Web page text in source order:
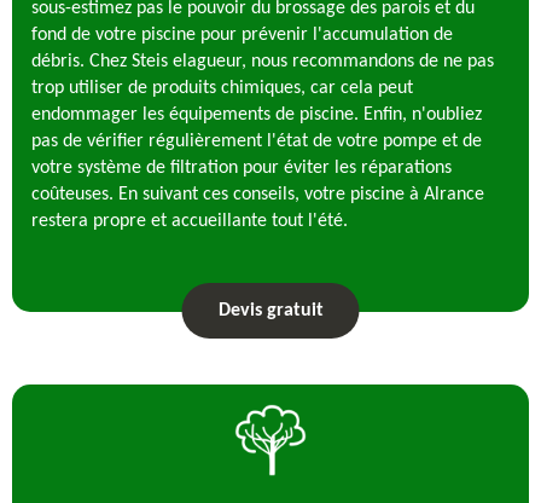
sous-estimez pas le pouvoir du brossage des parois et du
fond de votre piscine pour prévenir l'accumulation de
débris. Chez Steis elagueur, nous recommandons de ne pas
trop utiliser de produits chimiques, car cela peut
endommager les équipements de piscine. Enfin, n'oubliez
pas de vérifier régulièrement l'état de votre pompe et de
votre système de filtration pour éviter les réparations
coûteuses. En suivant ces conseils, votre piscine à Alrance
restera propre et accueillante tout l'été.
Devis gratuit